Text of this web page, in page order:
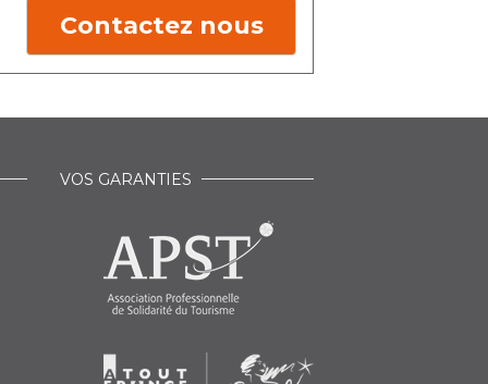
Contactez nous
VOS GARANTIES